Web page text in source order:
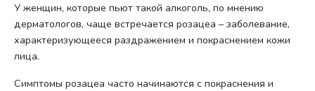
У женщин, которые пьют такой алкоголь, по мнению
дерматологов, чаще встречается розацеа – заболевание,
характеризующееся раздражением и покраснением кожи
лица.
Симптомы розацеа часто начинаются с покраснения и